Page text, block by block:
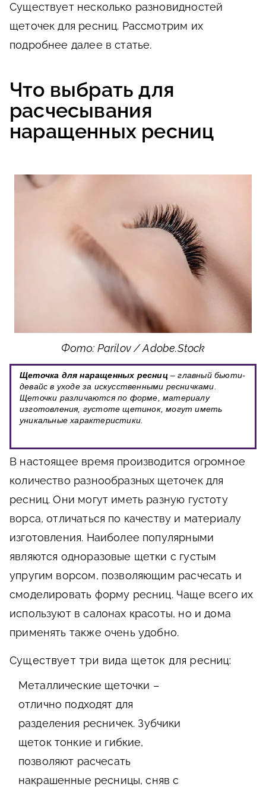
Существует несколько разновидностей
щеточек для ресниц. Рассмотрим их
подробнее далее в статье.
Что выбрать для
расчесывания
наращенных ресниц
Фото: Parilov / Adobe.Stock
Щеточка для наращенных ресниц– главный бьюти-
девайс в уходе за искусственными ресничками.
Щеточки различаются по форме, материалу
изготовления, густоте щетинок, могут иметь
уникальные характеристики.
В настоящее время производится огромное
количество разнообразных щеточек для
ресниц. Они могут иметь разную густоту
ворса, отличаться по качеству и материалу
изготовления. Наиболее популярными
являются одноразовые щетки с густым
упругим ворсом, позволяющим расчесать и
смоделировать форму ресниц. Чаще всего их
используют в салонах красоты, но и дома
применять также очень удобно.
Существует три вида щеток для ресниц:
Металлические щеточки –
отлично подходят для
разделения ресничек. Зубчики
щеток тонкие и гибкие,
позволяют расчесать
накрашенные ресницы, сняв с